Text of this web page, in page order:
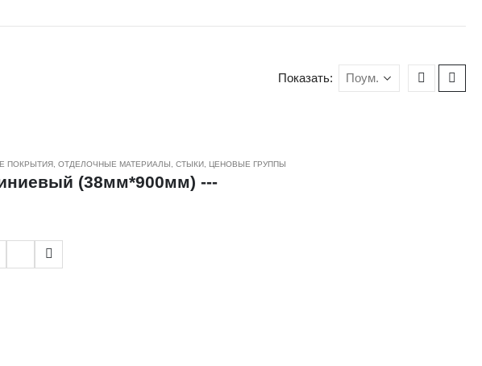
Показать:
ПОКРЫТИЯ, ОТДЕЛОЧНЫЕ МАТЕРИАЛЫ, СТЫКИ, ЦЕНОВЫЕ ГРУППЫ
(38мм*900мм) ---